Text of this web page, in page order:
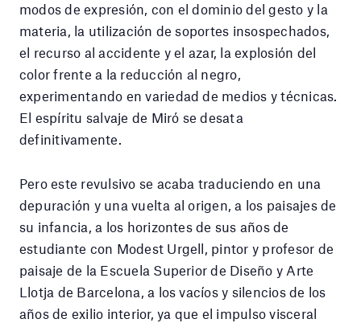
modos de expresión, con el dominio del gesto y la
materia, la utilización de soportes insospechados,
el recurso al accidente y el azar, la explosión del
color frente a la reducción al negro,
experimentando en variedad de medios y técnicas.
El espíritu salvaje de Miró se desata
definitivamente.
Pero este revulsivo se acaba traduciendo en una
depuración y una vuelta al origen, a los paisajes de
su infancia, a los horizontes de sus años de
estudiante con Modest Urgell, pintor y profesor de
paisaje de la Escuela Superior de Diseño y Arte
Llotja de Barcelona, a los vacíos y silencios de los
años de exilio interior, ya que el impulso visceral